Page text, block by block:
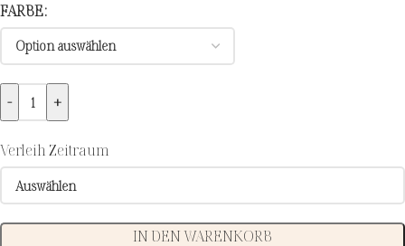
FARBE
- +
Verleih Zeitraum
IN DEN WARENKORB